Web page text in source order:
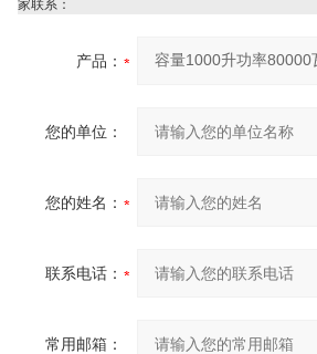
家联系：
产品：
您的单位：
您的姓名：
联系电话：
常用邮箱：